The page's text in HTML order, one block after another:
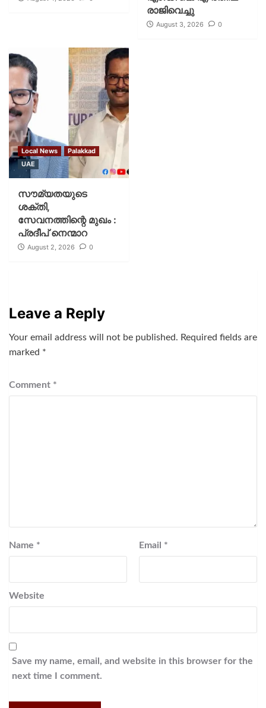
രാജിവെച്ചു
August 3, 2026 0
Local News
Palakkad
UAE
സൗമ്യതയുടെ
ശക്തി,
സേവനത്തിന്റെ മുഖം :
പ്രദീപ് നെന്മാറ
August 2, 2026 0
Leave a Reply
Your email address will not be published. Required fields are
marked *
Comment *
Name * Email *
Website
Save my name, email, and website in this browser for the
next time I comment.